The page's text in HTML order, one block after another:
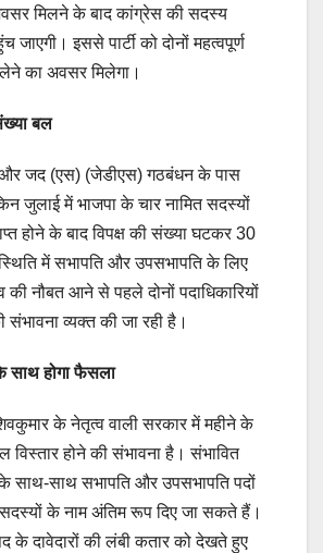
मिलने के बाद कांग्रेस की सदस्य
इससे पार्टी को दोनों महत्वपूर्ण
का अवसर मिलेगा।
बल
और जद (एस) (जेडीएस) गठबंधन के पास
जुलाई में भाजपा के चार नामित सदस्यों
होने के बाद विपक्ष की संख्या घटकर 30
में सभापति और उपसभापति के लिए
की नौबत आने से पहले दोनों पदाधिकारियों
व्यक्त की जा रही है।
साथ होगा फैसला
के नेतृत्व वाली सरकार में महीने के
होने की संभावना है। संभावित
साथ-साथ सभापति और उपसभापति पदों
सदस्यों के नाम अंतिम रूप दिए जा सकते हैं।
के दावेदारों की लंबी कतार को देखते हुए